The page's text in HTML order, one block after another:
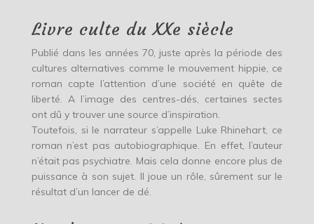
Livre culte du XXe siècle
Publié dans les années 70, juste après la période des
cultures alternatives comme le mouvement hippie, ce
roman capte l’attention d’une société en quête de
liberté. A l’image des centres-dés, certaines sectes
ont dû y trouver une source d’inspiration.
Toutefois, si le narrateur s’appelle Luke Rhinehart, ce
roman n’est pas autobiographique. En effet, l’auteur
n’était pas psychiatre. Mais cela donne encore plus de
puissance à son sujet. Il joue un rôle, sûrement sur le
résultat d’un lancer de dé.